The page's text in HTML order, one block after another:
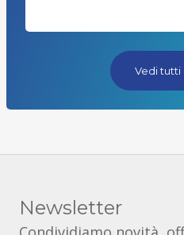
Vedi tutti
Newsletter